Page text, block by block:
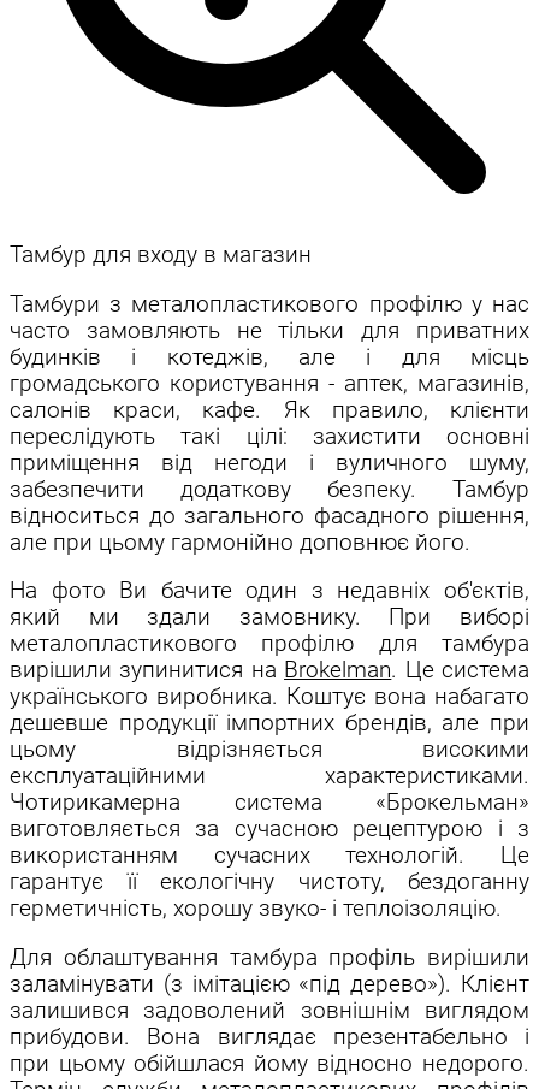
Тамбур для входу в магазин
Тамбури з металопластикового профілю у нас
часто замовляють не тільки для приватних
будинків і котеджів, але і для місць
громадського користування - аптек, магазинів,
салонів краси, кафе. Як правило, клієнти
переслідують такі цілі: захистити основні
приміщення від негоди і вуличного шуму,
забезпечити додаткову безпеку. Тамбур
відноситься до загального фасадного рішення,
але при цьому гармонійно доповнює його.
На фото Ви бачите один з недавніх об'єктів,
який ми здали замовнику. При виборі
металопластикового профілю для тамбура
вирішили зупинитися на Brоkelman. Це система
українського виробника. Коштує вона набагато
дешевше продукції імпортних брендів, але при
цьому відрізняється високими
експлуатаційними характеристиками.
Чотирикамерна система «Брокельман»
виготовляється за сучасною рецептурою і з
використанням сучасних технологій. Це
гарантує її екологічну чистоту, бездоганну
герметичність, хорошу звуко- і теплоізоляцію.
Для облаштування тамбура профіль вирішили
заламінувати (з імітацією «під дерево»). Клієнт
залишився задоволений зовнішнім виглядом
прибудови. Вона виглядає презентабельно і
при цьому обійшлася йому відносно недорого.